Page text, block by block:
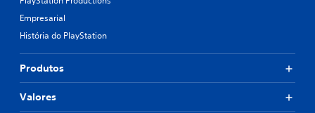
Empresarial
História do PlayStation
Produtos
Valores